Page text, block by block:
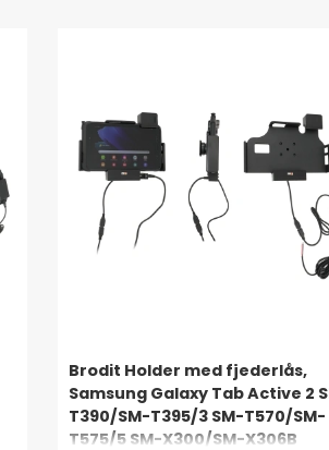
Brodit Holder med fjederlås,
Samsung Galaxy Tab Active 2
T390/SM-T395/3 SM-T570/SM-
T575/5 SM-X300/SM-X306B